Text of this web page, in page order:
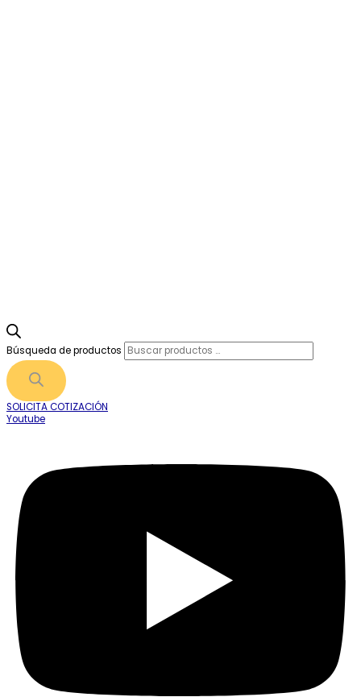
Búsqueda de productos
SOLICITA COTIZACIÓN
Youtube